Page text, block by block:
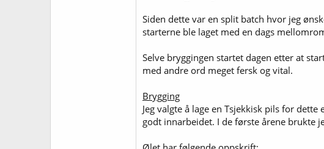
Siden dette var en split batch hvor jeg
starterne ble laget med en dags
Selve bryggingen startet dagen etter at
med andre ord meget fersk og vital.
Brygging
Jeg valgte å lage en Tsjekkisk pils for
godt innarbeidet. I de første årene brukte